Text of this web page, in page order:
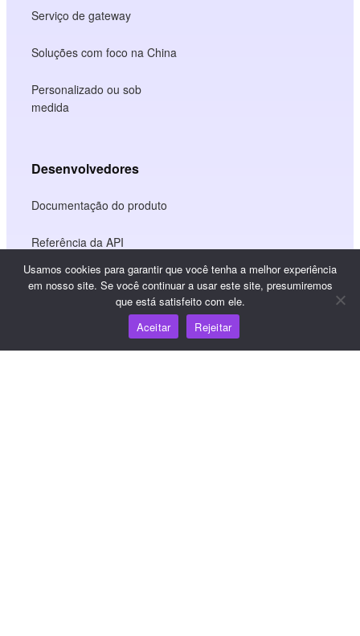
Serviço de gateway
Soluções com foco na China
Personalizado ou sob
medida
Desenvolvedores
Documentação do produto
Referência da API
Referência do JS SDK
Usamos cookies para garantir que você tenha a melhor experiência
em nosso site. Se você continuar a usar este site, presumiremos
que está satisfeito com ele.
Aceitar
Rejeitar